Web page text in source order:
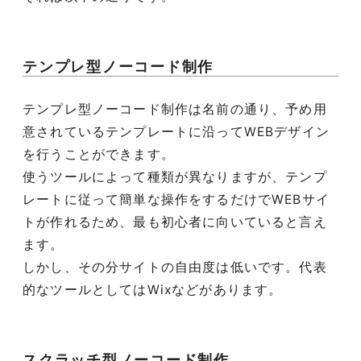
テンプレ型ノーコード制作
テンプレ型ノーコード制作は名前の通り、予め用
意されているテンプレートに沿ってWEBデザイン
を行うことができます。
使うツールによって種類が異なりますが、テンプ
レートに従って簡単な操作をするだけでWEBサイ
トが作れるため、最も初心者に向いていると言え
ます。
しかし、その分サイトの自由度は低いです。代表
的なツールとしてはWixなどがあります。